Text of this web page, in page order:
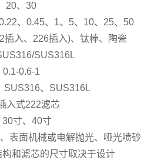
20、30
、0.45、1、5、10、25、50
插入、226插入)、钛棒、陶瓷
SUS316L
0.1-0.6-1
SUS316、SUS316L
入式222滤芯
寸、40寸
表面机械或电解抛光、哑光喷砂
和滤芯的尺寸取决于设计